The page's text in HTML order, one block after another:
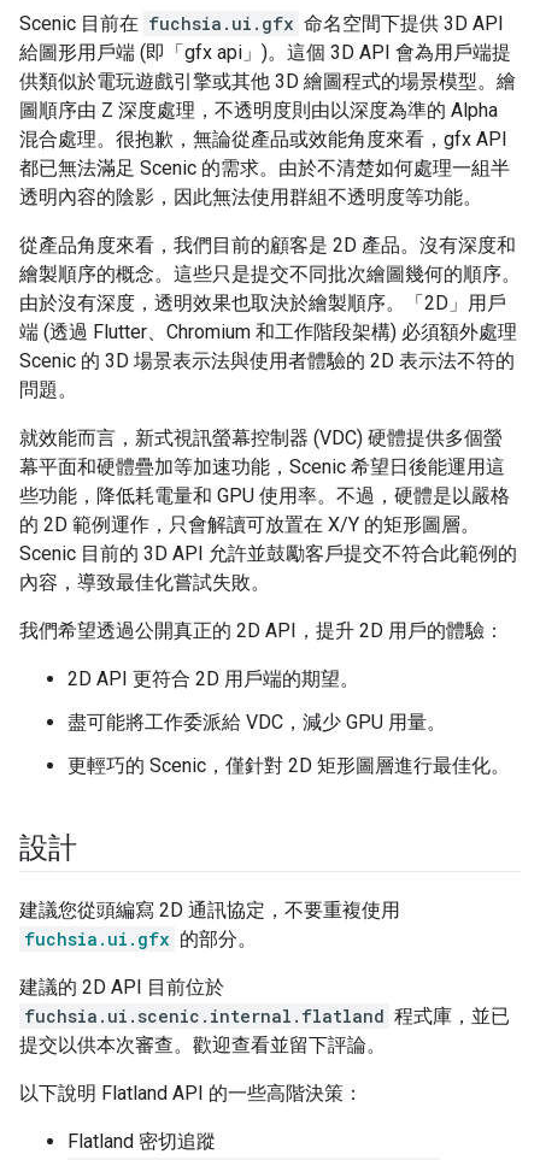
Scenic 目前在 fuchsia.ui.gfx 命名空間下提供 3D API
給圖形用戶端 (即「gfx api」)。這個 3D API 會為用戶端提
供類似於電玩遊戲引擎或其他 3D 繪圖程式的場景模型。繪
圖順序由 Z 深度處理，不透明度則由以深度為準的 Alpha
混合處理。很抱歉，無論從產品或效能角度來看，gfx API
都已無法滿足 Scenic 的需求。由於不清楚如何處理一組半
透明內容的陰影，因此無法使用群組不透明度等功能。
從產品角度來看，我們目前的顧客是 2D 產品。沒有深度和
繪製順序的概念。這些只是提交不同批次繪圖幾何的順序。
由於沒有深度，透明效果也取決於繪製順序。「2D」用戶
端 (透過 Flutter、Chromium 和工作階段架構) 必須額外處理
Scenic 的 3D 場景表示法與使用者體驗的 2D 表示法不符的
問題。
就效能而言，新式視訊螢幕控制器 (VDC) 硬體提供多個螢
幕平面和硬體疊加等加速功能，Scenic 希望日後能運用這
些功能，降低耗電量和 GPU 使用率。不過，硬體是以嚴格
的 2D 範例運作，只會解讀可放置在 X/Y 的矩形圖層。
Scenic 目前的 3D API 允許並鼓勵客戶提交不符合此範例的
內容，導致最佳化嘗試失敗。
我們希望透過公開真正的 2D API，提升 2D 用戶的體驗：
2D API 更符合 2D 用戶端的期望。
盡可能將工作委派給 VDC，減少 GPU 用量。
更輕巧的 Scenic，僅針對 2D 矩形圖層進行最佳化。
設計
建議您從頭編寫 2D 通訊協定，不要重複使用
fuchsia.ui.gfx 的部分。
建議的 2D API 目前位於
fuchsia.ui.scenic.internal.flatland 程式庫，並已
提交以供本次審查。歡迎查看並留下評論。
以下說明 Flatland API 的一些高階決策：
Flatland 密切追蹤